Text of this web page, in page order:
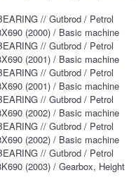
// Gutbrod / Petrol
(2000) / Basic machine
// Gutbrod / Petrol
(2001) / Basic machine
// Gutbrod / Petrol
(2001) / Basic machine
// Gutbrod / Petrol
(2002) / Basic machine
// Gutbrod / Petrol
(2002) / Basic machine
// Gutbrod / Petrol
(2003) / Gearbox, Height